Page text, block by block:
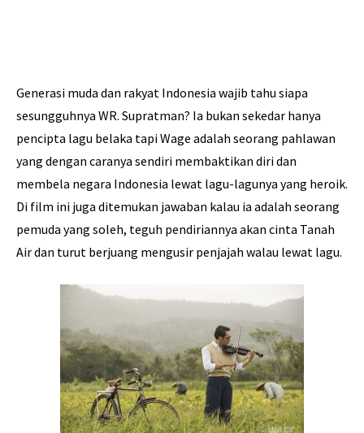
Generasi muda dan rakyat Indonesia wajib tahu siapa
sesungguhnya WR. Supratman? Ia bukan sekedar hanya
pencipta lagu belaka tapi Wage adalah seorang pahlawan
yang dengan caranya sendiri membaktikan diri dan
membela negara Indonesia lewat lagu-lagunya yang heroik.
Di film ini juga ditemukan jawaban kalau ia adalah seorang
pemuda yang soleh, teguh pendiriannya akan cinta Tanah
Air dan turut berjuang mengusir penjajah walau lewat lagu.